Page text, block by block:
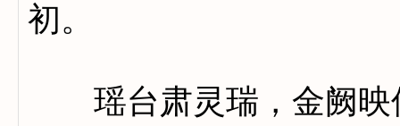
初。
瑶台肃灵瑞，金阙映